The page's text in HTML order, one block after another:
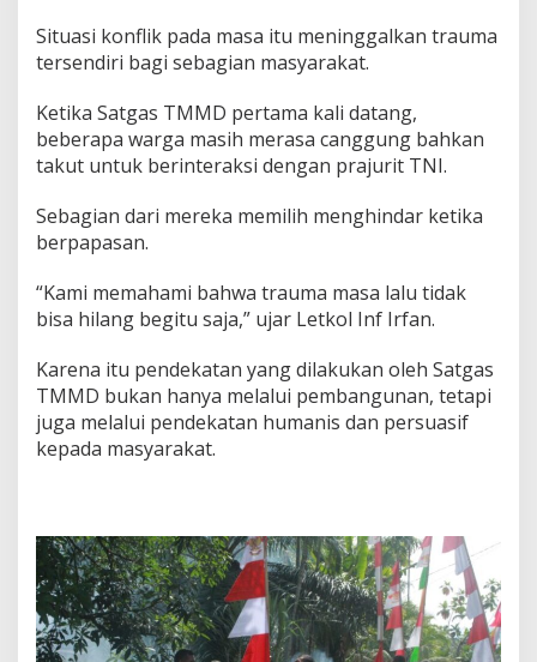
Situasi konflik pada masa itu meninggalkan trauma
tersendiri bagi sebagian masyarakat.
Ketika Satgas TMMD pertama kali datang,
beberapa warga masih merasa canggung bahkan
takut untuk berinteraksi dengan prajurit TNI.
Sebagian dari mereka memilih menghindar ketika
berpapasan.
“Kami memahami bahwa trauma masa lalu tidak
bisa hilang begitu saja,” ujar Letkol Inf Irfan.
Karena itu pendekatan yang dilakukan oleh Satgas
TMMD bukan hanya melalui pembangunan, tetapi
juga melalui pendekatan humanis dan persuasif
kepada masyarakat.